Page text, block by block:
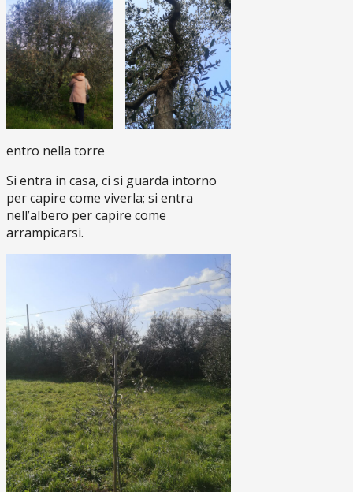
entro nella torre
Si entra in casa, ci si guarda intorno
per capire come viverla; si entra
nell’albero per capire come
arrampicarsi.